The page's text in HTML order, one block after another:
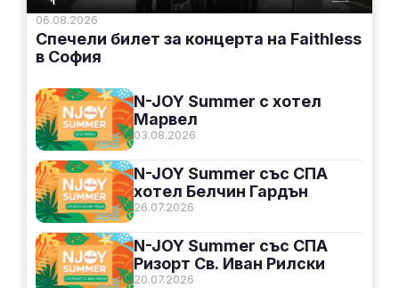
06.08.2026
Спечели билет за концерта на Faithless
в София
03.08.2026
N-JOY Summer с хотел
Марвел
26.07.2026
N-JOY Summer със СПА
хотел Белчин Гардън
20.07.2026
N-JOY Summer със СПА
Ризорт Св. Иван Рилски